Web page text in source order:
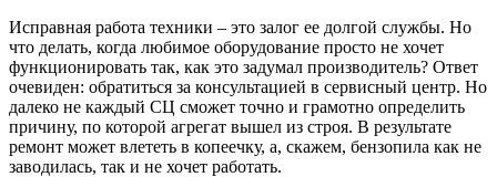
Исправная работа техники – это залог ее долгой службы. Но
что делать, когда любимое оборудование просто не хочет
функционировать так, как это задумал производитель? Ответ
очевиден: обратиться за консультацией в сервисный центр. Но
далеко не каждый СЦ сможет точно и грамотно определить
причину, по которой агрегат вышел из строя. В результате
ремонт может влететь в копеечку, а, скажем, бензопила как не
заводилась, так и не хочет работать.